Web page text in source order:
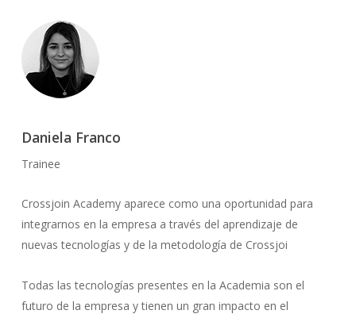
Daniela Franco
Trainee
Crossjoin Academy aparece como una oportunidad para
integrarnos en la empresa a través del aprendizaje de
nuevas tecnologías y de la metodología de Crossjoi
Todas las tecnologías presentes en la Academia son el
futuro de la empresa y tienen un gran impacto en el